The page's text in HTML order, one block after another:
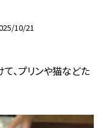
10/21
、プリンや猫などた